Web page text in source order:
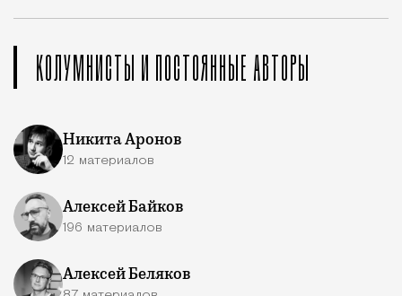
КОЛУМНИСТЫ И ПОСТОЯННЫЕ АВТОРЫ
Никита Аронов
12 материалов
Алексей Байков
196 материалов
Алексей Беляков